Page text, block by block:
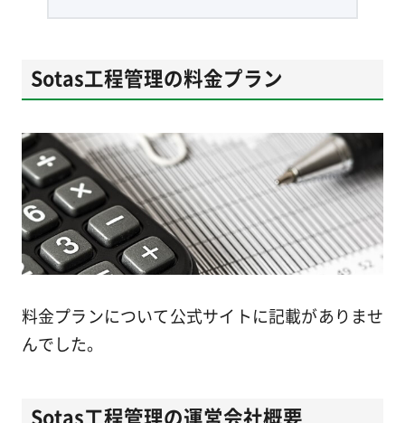
Sotas工程管理の料金プラン
料金プランについて公式サイトに記載がありませ
んでした。
Sotas工程管理の運営会社概要